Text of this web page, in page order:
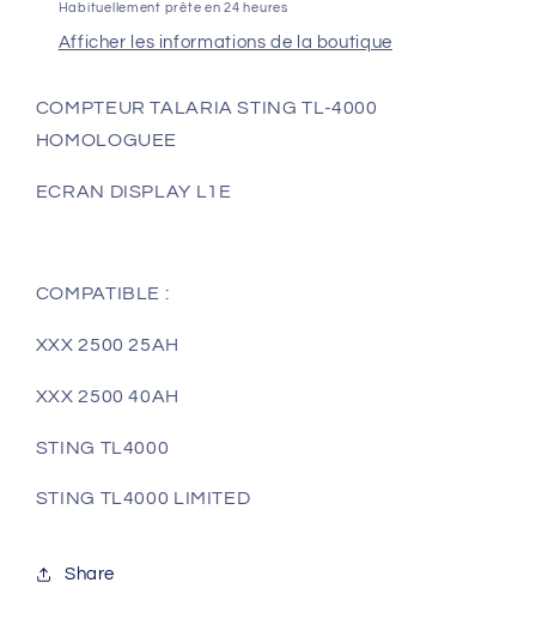
Habituellement prête en 24 heures
Afficher les informations de la boutique
COMPTEUR TALARIA STING TL-4000
HOMOLOGUEE
ECRAN DISPLAY L1E
COMPATIBLE :
XXX 2500 25AH
XXX 2500 40AH
STING TL4000
STING TL4000 LIMITED
Share